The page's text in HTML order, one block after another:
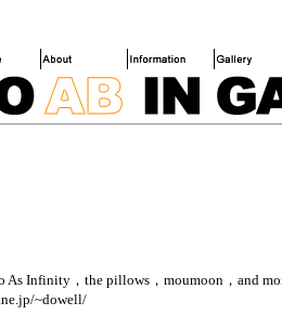
Infinity，the pillows，moumoon，and
~dowell/